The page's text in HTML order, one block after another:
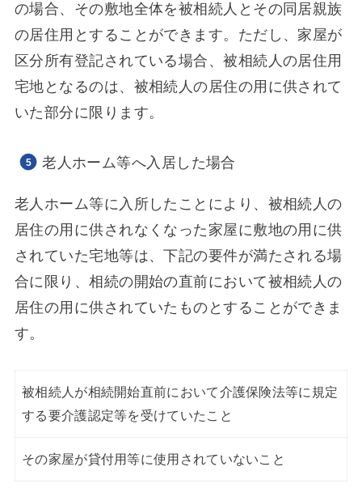
の場合、その敷地全体を被相続人とその同居親族
の居住用とすることができます。ただし、家屋が
区分所有登記されている場合、被相続人の居住用
宅地となるのは、被相続人の居住の用に供されて
いた部分に限ります。
老人ホーム等へ入居した場合
老人ホーム等に入所したことにより、被相続人の
居住の用に供されなくなった家屋に敷地の用に供
されていた宅地等は、下記の要件が満たされる場
合に限り、相続の開始の直前において被相続人の
居住の用に供されていたものとすることができま
す。
被相続人が相続開始直前において介護保険法等に規定
する要介護認定等を受けていたこと
その家屋が貸付用等に使用されていないこと